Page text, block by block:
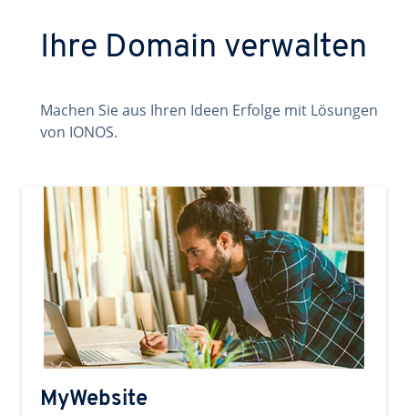
Ihre Domain verwalten
Machen Sie aus Ihren Ideen Erfolge mit Lösungen
von IONOS.
MyWebsite